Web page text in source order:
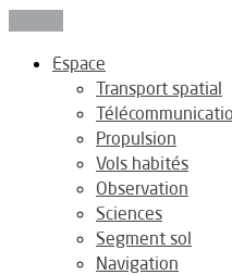
Espace
Transport spatial
Propulsion
Vols habités
Observation
Sciences
Segment sol
Navigation